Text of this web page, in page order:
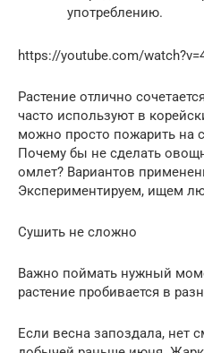
употреблению.
https://youtube.com/
Растение отлично
часто используют в
можно просто пожарить на
Почему бы не сделать
омлет? Вариантов
Экспериментируем, ищем
Сушить не сложно
Важно поймать нужный
растение пробивается в
Если весна запоздала, нет